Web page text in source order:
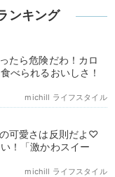
ンキング
たら危険だわ！カロ
べられるおいしさ！
michill ライフスタイル
可愛さは反則だよ♡
！「激かわスイー
michill ライフスタイル